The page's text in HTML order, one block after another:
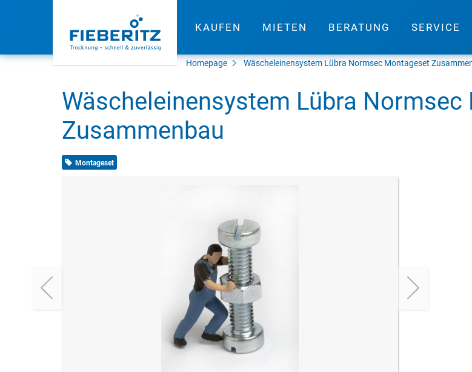
KAUFEN MIETEN BERATUNG SERVICE
Homepage Wäscheleinensystem Lübra Normsec Montageset
Wäscheleinensystem Lübra Normsec
Zusammenbau
Montageset